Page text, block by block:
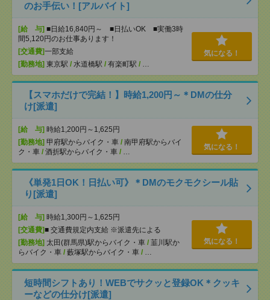
のお手伝い！[アルバイト]
[給 与] ■日給16,840円～ ■日払いOK ■実働3時
間5,120円のお仕事あります！
[交通費]一部支給
[勤務地] 東京駅 / 水道橋駅 / 有楽町駅 / …
気になる！
【スマホだけで完結！】時給1,200円～＊DMの仕分
け[派遣]
[給 与] 時給1,200円～1,625円
[勤務地] 甲府駅からバイク・車 / 南甲府駅からバイ
ク・車 / 酒折駅からバイク・車 / …
気になる！
《単発1日OK！日払い可》＊DMのモクモクシール貼
り[派遣]
[給 与] 時給1,300円～1,625円
[交通費]■ 交通費規定内支給 ※派遣先による
[勤務地] 太田(群馬県)駅からバイク・車 / 韮川駅か
らバイク・車 / 藪塚駅からバイク・車 / …
気になる！
短時間シフトあり！WEBでサクッと登録OK＊クッキ
ーなどの仕分け[派遣]